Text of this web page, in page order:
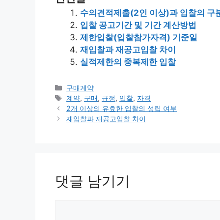
수의견적제출(2인 이상)과 입찰의 구
입찰 공고기간 및 기간 계산방법
제한입찰(입찰참가자격) 기준일
재입찰과 재공고입찰 차이
실적제한의 중복제한 입찰
카
테
고
리
구매계약
태
그
계약, 구매, 규정, 입찰, 자격
2개 이상의 유효한 입찰의 성립 여부
재입찰과 재공고입찰 차이
댓글 남기기